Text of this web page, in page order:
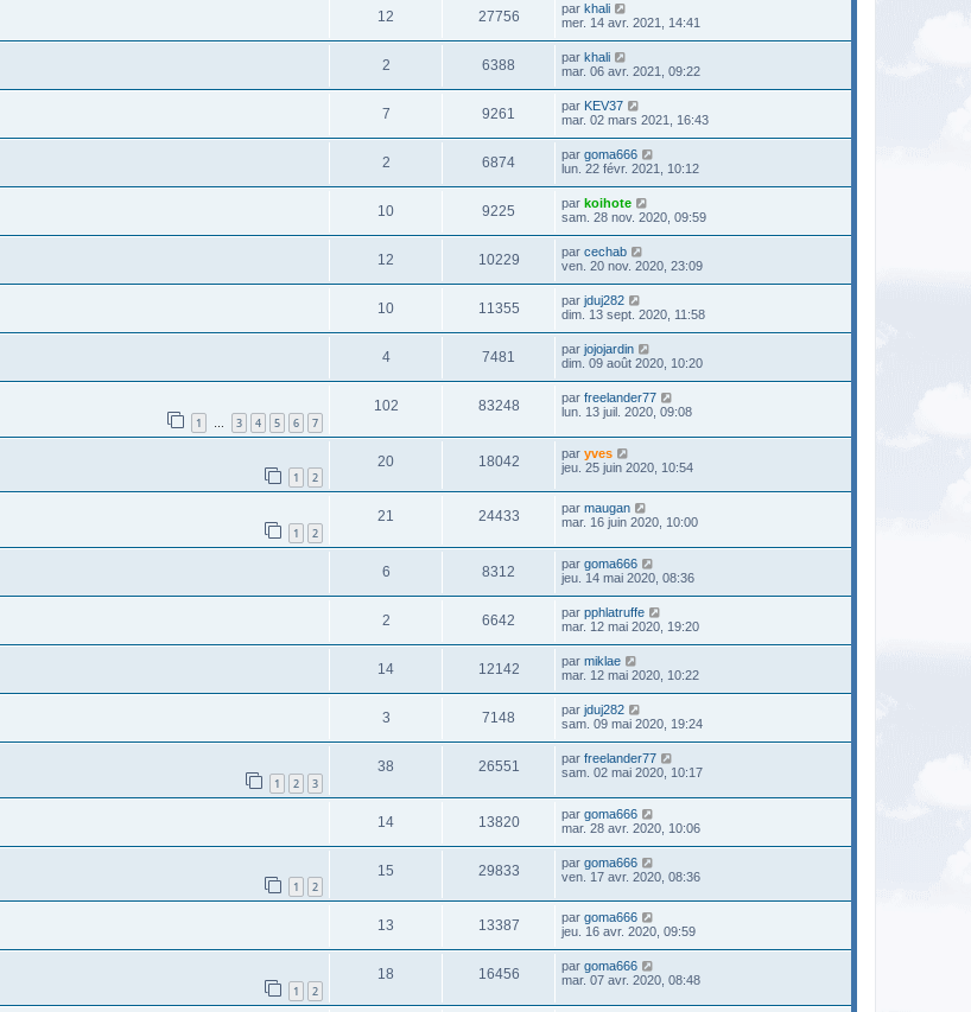
12 27756 par khali
mer. 14 avr. 2021, 14:41
2 6388 par khali
mar. 06 avr. 2021, 09:22
7 9261 par KEV37
mar. 02 mars 2021, 16:43
2 6874 par goma666
lun. 22 févr. 2021, 10:12
10 9225 par koihote
sam. 28 nov. 2020, 09:59
12 10229 par cechab
ven. 20 nov. 2020, 23:09
10 11355 par jduj282
dim. 13 sept. 2020, 11:58
4 7481 par jojojardin
dim. 09 août 2020, 10:20
1 … 3 4 5 6 7
102 83248 par freelander77
lun. 13 juil. 2020, 09:08
1 2
20 18042 par yves
jeu. 25 juin 2020, 10:54
1 2
21 24433 par maugan
mar. 16 juin 2020, 10:00
6 8312 par goma666
jeu. 14 mai 2020, 08:36
2 6642 par pphlatruffe
mar. 12 mai 2020, 19:20
14 12142 par miklae
mar. 12 mai 2020, 10:22
3 7148 par jduj282
sam. 09 mai 2020, 19:24
1 2 3
38 26551 par freelander77
sam. 02 mai 2020, 10:17
14 13820 par goma666
mar. 28 avr. 2020, 10:06
1 2
15 29833 par goma666
ven. 17 avr. 2020, 08:36
13 13387 par goma666
jeu. 16 avr. 2020, 09:59
1 2
18 16456 par goma666
mar. 07 avr. 2020, 08:48